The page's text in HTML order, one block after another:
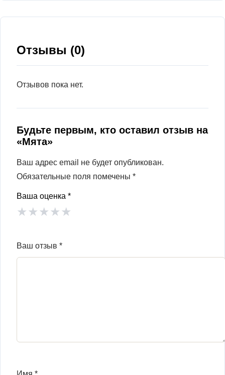
Отзывы (0)
Отзывов пока нет.
Будьте первым, кто оставил отзыв на
«Мята»
Ваш адрес email не будет опубликован.
Обязательные поля помечены *
Ваша оценка *
★★★★★
Ваш отзыв *